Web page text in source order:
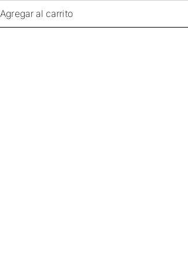
Agregar al carrito